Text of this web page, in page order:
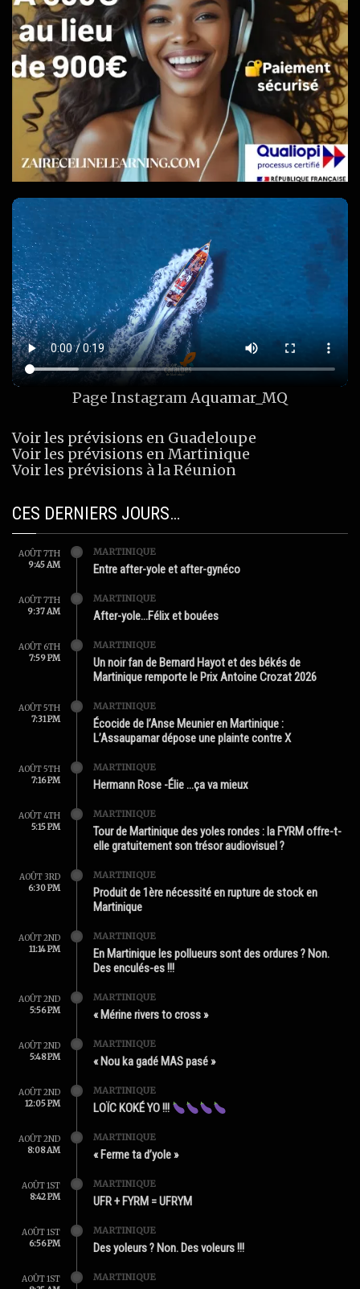
Page InstagramAquamar_MQ
Voir les prévisions en Guadeloupe
Voir les prévisions en Martinique
Voir les prévisions à la Réunion
CES DERNIERS JOURS…
AOÛT 7TH
9:45 AM
MARTINIQUE
Entre after-yole et after-gynéco
AOÛT 7TH
9:37 AM
MARTINIQUE
After-yole…Félix et bouées
AOÛT 6TH
7:59 PM
MARTINIQUE
Un noir fan de Bernard Hayot et des békés de
Martinique remporte le Prix Antoine Crozat 2026
AOÛT 5TH
7:31 PM
MARTINIQUE
Écocide de l’Anse Meunier en Martinique :
L’Assaupamar dépose une plainte contre X
AOÛT 5TH
7:16 PM
MARTINIQUE
Hermann Rose -Élie …ça va mieux
AOÛT 4TH
5:15 PM
MARTINIQUE
Tour de Martinique des yoles rondes : la FYRM offre-t-
elle gratuitement son trésor audiovisuel ?
AOÛT 3RD
6:30 PM
MARTINIQUE
Produit de 1ère nécessité en rupture de stock en
Martinique
AOÛT 2ND
11:14 PM
MARTINIQUE
En Martinique les pollueurs sont des ordures ? Non.
Des enculés-es !!!
AOÛT 2ND
5:56 PM
MARTINIQUE
« Mérine rivers to cross »
AOÛT 2ND
5:48 PM
MARTINIQUE
« Nou ka gadé MAS pasé »
AOÛT 2ND
12:05 PM
MARTINIQUE
LOÏC KOKÉ YO !!!
AOÛT 2ND
8:08 AM
MARTINIQUE
« Ferme ta d’yole »
AOÛT 1ST
8:42 PM
MARTINIQUE
UFR + FYRM = UFRYM
AOÛT 1ST
6:56 PM
MARTINIQUE
Des yoleurs ? Non. Des voleurs !!!
AOÛT 1ST
MARTINIQUE